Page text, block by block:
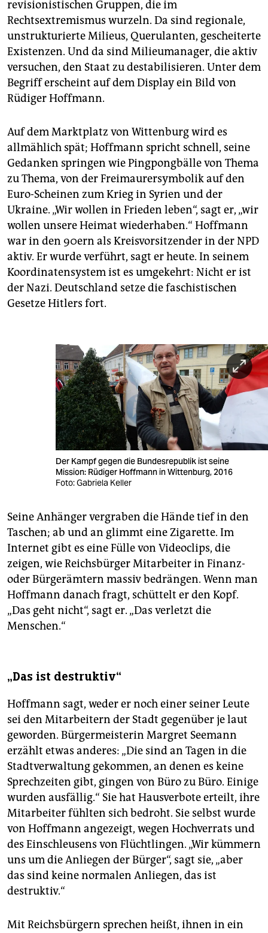
revisionistischen Gruppen, die im
Rechtsextremismus wurzeln. Da sind regionale,
unstrukturierte Milieus, Querulanten, gescheiterte
Existenzen. Und da sind Milieumanager, die aktiv
versuchen, den Staat zu destabilisieren. Unter dem
Begriff erscheint auf dem Display ein Bild von
Rüdiger Hoffmann.
Auf dem Marktplatz von Wittenburg wird es
allmählich spät; Hoffmann spricht schnell, seine
Gedanken springen wie Pingpongbälle von Thema
zu Thema, von der Freimaurersymbolik auf den
Euro-Scheinen zum Krieg in Syrien und der
Ukraine. „Wir wollen in Frieden leben“, sagt er, „wir
wollen unsere Heimat wiederhaben.“ Hoffmann
war in den 90ern als Kreisvorsitzender in der NPD
aktiv. Er wurde verführt, sagt er heute. In seinem
Koordinatensystem ist es umgekehrt: Nicht er ist
der Nazi. Deutschland setze die faschistischen
Gesetze Hitlers fort.
Der Kampf gegen die Bundesrepublik ist seine
Mission: Rüdiger Hoffmann in Wittenburg, 2016
Foto: Gabriela Keller
Seine Anhänger vergraben die Hände tief in den
Taschen; ab und an glimmt eine Zigarette. Im
Internet gibt es eine Fülle von Videoclips, die
zeigen, wie Reichsbürger Mitarbeiter in Finanz-
oder Bürgerämtern massiv bedrängen. Wenn man
Hoffmann danach fragt, schüttelt er den Kopf.
„Das geht nicht“, sagt er. „Das verletzt die
Menschen.“
„Das ist destruktiv“
Hoffmann sagt, weder er noch einer seiner Leute
sei den Mitarbeitern der Stadt gegenüber je laut
geworden. Bürgermeisterin Margret Seemann
erzählt etwas anderes: „Die sind an Tagen in die
Stadtverwaltung gekommen, an denen es keine
Sprechzeiten gibt, gingen von Büro zu Büro. Einige
wurden ausfällig.“ Sie hat Hausverbote erteilt, ihre
Mitarbeiter fühlten sich bedroht. Sie selbst wurde
von Hoffmann angezeigt, wegen Hochverrats und
des Einschleusens von Flüchtlingen. „Wir kümmern
uns um die Anliegen der Bürger“, sagt sie, „aber
das sind keine normalen Anliegen, das ist
destruktiv.“
Mit Reichsbürgern sprechen heißt, ihnen in ein